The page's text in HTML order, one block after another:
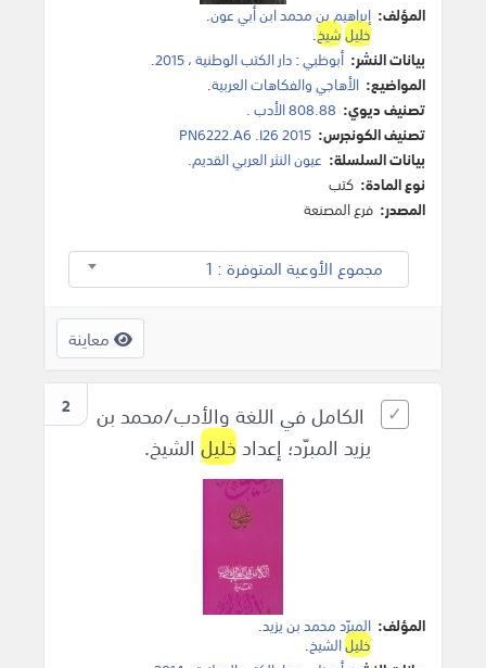
المؤلف: إبراهيم بن محمد ابن أبي عون.
خليلشيخ.
بيانات النشر: أبوظبي:دار الكتب الوطنية،2015
.
المواضيع: الأهاجي والفكاهات العربية.
تصنيف ديوي: 808.88 الأدب .
تصنيف الكونجرس: PN6222.A6 .I26 2015
بيانات السلسلة: عيون النثر العربي القديم.
نوع المادة: كتب
المصدر: فرع المصنعة
مجموع الأوعية المتوفرة : 1
معاينة
2
الكامل في اللغة والأدب/محمد بن
يزيد المبرّد؛ إعدادخليل الشيخ.
المؤلف: المبرّد محمد بن يزيد.
خليلالشيخ.